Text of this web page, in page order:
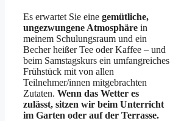
Es erwartet Sie eine gemütliche,
ungezwungene Atmosphäre in
meinem Schulungsraum und ein
Becher heißer Tee oder Kaffee – und
beim Samstagskurs ein umfangreiches
Frühstück mit von allen
Teilnehmer/innen mitgebrachten
Zutaten. Wenn das Wetter es
zulässt, sitzen wir beim Unterricht
im Garten oder auf der Terrasse.